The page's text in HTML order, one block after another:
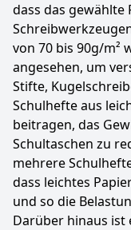
dass das gewählte
von 70 bis 90g/m²
angesehen, um
Stifte,
Schulhefte aus
beitragen, das
Schultaschen zu
mehrere
dass leichtes
und so die
Darüber hinaus ist